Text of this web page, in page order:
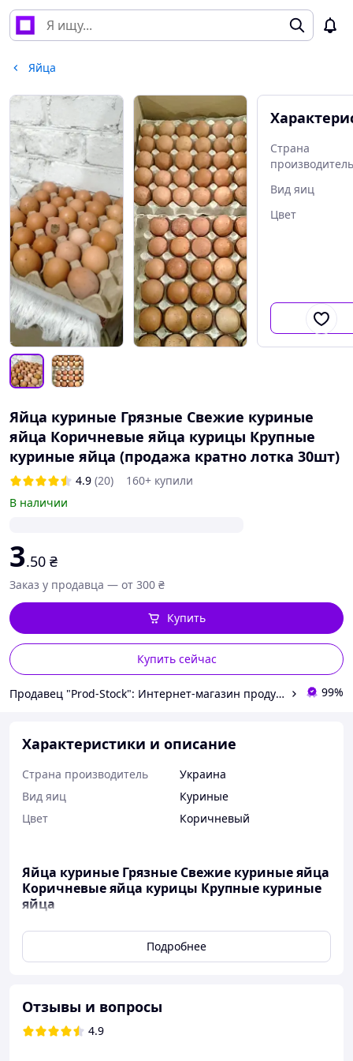
Яйца
Страна
Вид яиц
Цвет
Яйца куриные Грязные Свежие куриные
яйца Коричневые яйца курицы Крупные
куриные яйца (продажа кратно лотка 30шт)
4.9 (20)
160+ купили
В наличии
3.50 ₴
Заказ у продавца — от 300 ₴
Купить сейчас
Купить
Продавец "Prod-Stock": Интернет-магазин продуктов питания и хозтоваров 99%
Характеристики и описание
Страна производитель
Украина
Вид яиц
Куриные
Цвет
Коричневый
Яйца куриные Грязные Свежие куриные яйца
Коричневые яйца курицы Крупные куриные
яйца
Куриные яйца— незаменимый продукт в каждом доме
и на любой кухне. Они богаты белком, витаминами и
минералами, необходимыми для здорового питания.
до сложных кулинарных шедевров.
Преимущества:
Подробнее
Отзывы и вопросы
4.9